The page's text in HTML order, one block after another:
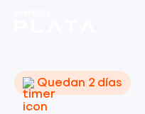
Quedan 2 días